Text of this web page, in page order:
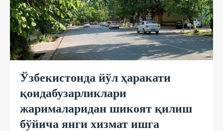
Ўзбекистонда йўл ҳаракати
қоидабузарликлари
жарималаридан шикоят қилиш
бўйича янги хизмат ишга